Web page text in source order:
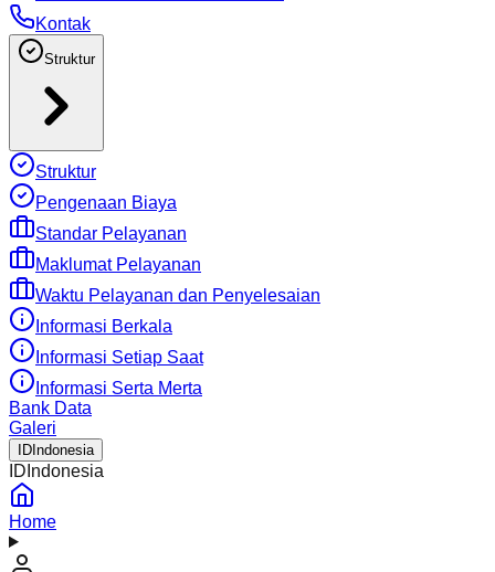
Kontak
Struktur
Struktur
Pengenaan Biaya
Standar Pelayanan
Maklumat Pelayanan
Waktu Pelayanan dan Penyelesaian
Informasi Berkala
Informasi Setiap Saat
Informasi Serta Merta
Bank Data
Galeri
ID Indonesia
ID Indonesia
Home